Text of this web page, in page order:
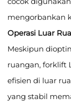
mengorbankan
Operasi Luar
Meskipun
ruangan, forklift
efisien di luar
yang stabil